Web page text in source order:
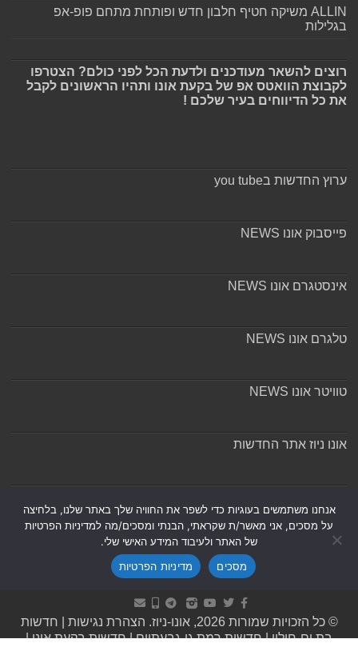
ALLIN משיקה חטיף חלבון חדש ופותחת מתחם פופ-אפ
בגלילות
רוצים להשאר מעודכנים ולדעת הכל לפני כולם? הצטרפו
לקבוצת הוואטס אפ של בקעת אונו ותהיו הראשונים לקבל
את כל הדיווחים בעיר שלכם !
ערוץ החדשות בyou tube
פייסבוק אונו NEWS
אינסטגרם אונו NEWS
טלגרם אונו NEWS
טוויטר אונו NEWS
אונו ניוז אתר החדשות
© כל הזכויות שמורות 2026, אונו-ניוז. הצהרת נגישות
חדשות
בת ים-חולון|חדשות רמת גן-גבעתיים|חדשות בקעת אונו|
אנחנו משתמשים בעוגיות כדי לשפר את החוויה שלך באתר שלנו, בלחיצה
על מסכים, אני מאשר/ת שקראתי, הבנתי ומסכים/מה למדיניות הפרטיות
של האתר ולעיבוד המידע האישי שלי.
מסכים
מדיניות הפרטיות